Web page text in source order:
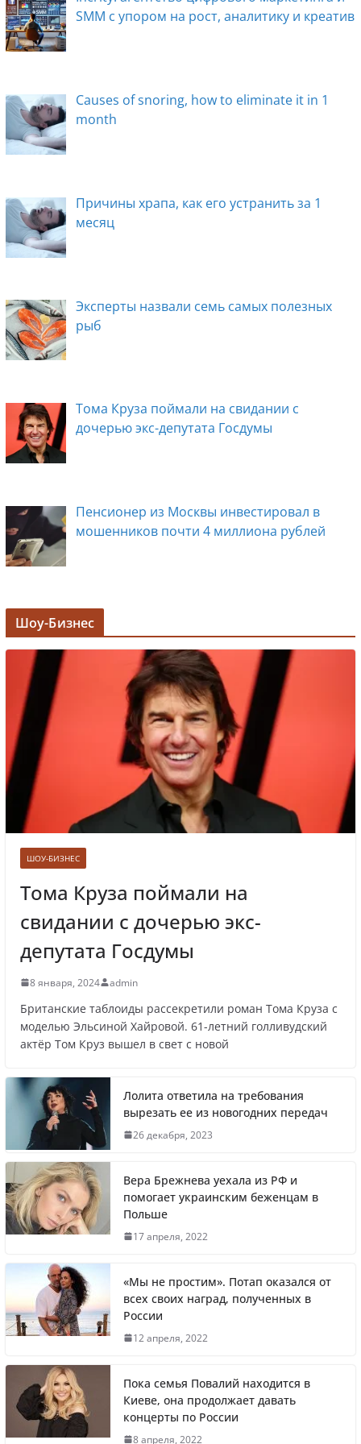
SMM с упором на рост, аналитику и креатив
Causes of snoring, how to eliminate it in 1
month
Причины храпа, как его устранить за 1
месяц
Эксперты назвали семь самых полезных
рыб
Тома Круза поймали на свидании с
дочерью экс-депутата Госдумы
Пенсионер из Москвы инвестировал в
мошенников почти 4 миллиона рублей
Задержана мэр Кургана Елена Ситникова, в
её кабинете прошли обыски
Лолита ответила на требования вырезать
ее из новогодних передач
Врач назвал самые вредные продукты для
Врачи рассказали о состоянии младенца,
которого бросили замерзать на остановке
Названы регионы России, где
продолжилась мобилизация
Что заявил многолетний друг Путина
Житель Швеции продал яхту и купил
Вера Брежнева уехала из РФ и помогает
Литва первой в Европе полностью
Шоу-Бизнес
ШОУ-БИЗНЕС
Тома Круза поймали на
свидании с дочерью экс-
депутата Госдумы
8 января, 2024 admin
Британские таблоиды рассекретили роман Тома Круза с
моделью Эльсиной Хайровой. 61-летний голливудский
актёр Том Круз вышел в свет с новой
Лолита ответила на требования
вырезать ее из новогодних передач
26 декабря, 2023
Вера Брежнева уехала из РФ и
помогает украинским беженцам в
Польше
17 апреля, 2022
«Мы не простим». Потап оказался от
всех своих наград, полученных в
России
12 апреля, 2022
Пока семья Повалий находится в
Киеве, она продолжает давать
концерты по России
8 апреля, 2022